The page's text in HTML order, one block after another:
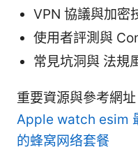
VPN 協議與加密
使用者評測與
常見坑洞與 法規
重要資源與參考網
Apple watch esim
的蜂窝网络套餐